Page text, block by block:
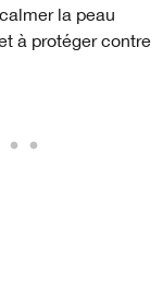
la peau
à protéger contre